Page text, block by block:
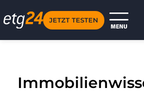
JETZT TESTEN